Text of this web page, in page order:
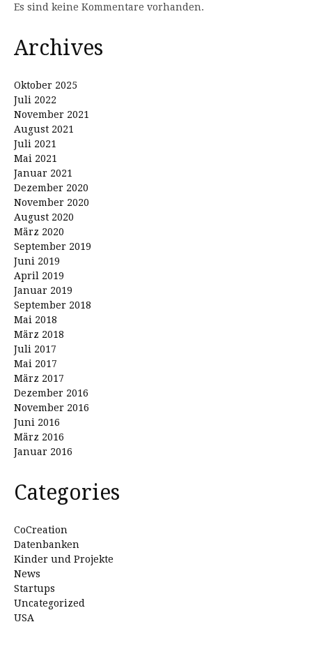
Es sind keine Kommentare vorhanden.
Archives
Oktober 2025
Juli 2022
November 2021
August 2021
Juli 2021
Mai 2021
Januar 2021
Dezember 2020
November 2020
August 2020
März 2020
September 2019
Juni 2019
April 2019
Januar 2019
September 2018
Mai 2018
März 2018
Juli 2017
Mai 2017
März 2017
Dezember 2016
November 2016
Juni 2016
März 2016
Januar 2016
Categories
CoCreation
Datenbanken
Kinder und Projekte
News
Startups
Uncategorized
USA